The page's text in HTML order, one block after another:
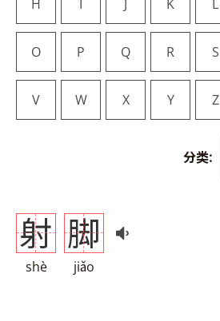
H I J K L
O P Q R S
V W X Y Z
分类:
射
shè
脚
jiǎo